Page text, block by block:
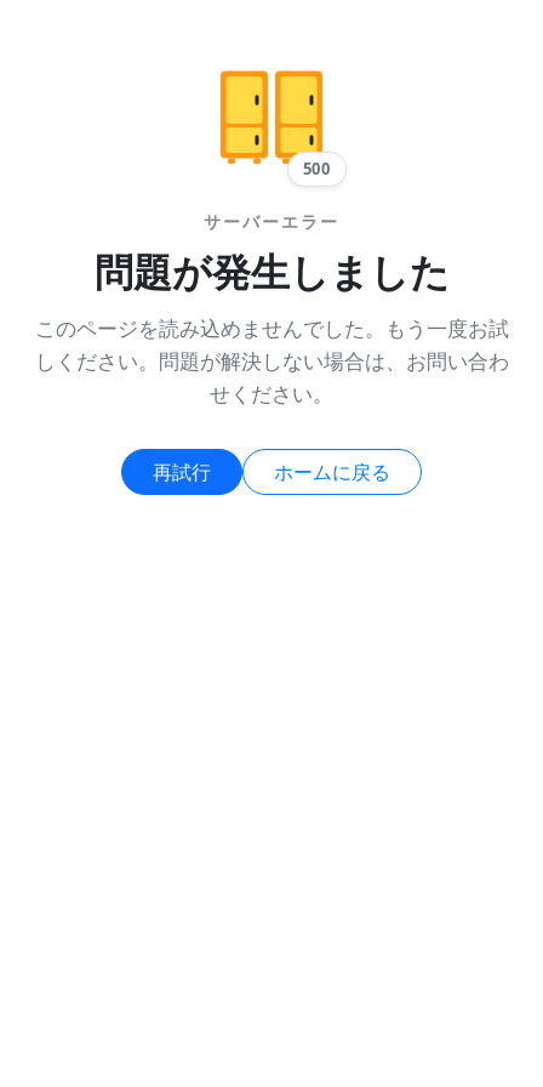
500
サーバーエラー
問題が発生しました
このページを読み込めませんでした。もう一度お試
しください。問題が解決しない場合は、お問い合わ
せください。
再試行 ホームに戻る